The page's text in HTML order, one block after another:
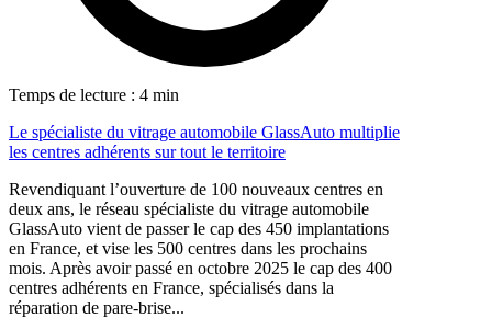
Temps de lecture : 4 min
Le spécialiste du vitrage automobile GlassAuto multiplie
les centres adhérents sur tout le territoire
Revendiquant l’ouverture de 100 nouveaux centres en
deux ans, le réseau spécialiste du vitrage automobile
GlassAuto vient de passer le cap des 450 implantations
en France, et vise les 500 centres dans les prochains
mois. Après avoir passé en octobre 2025 le cap des 400
centres adhérents en France, spécialisés dans la
réparation de pare-brise...